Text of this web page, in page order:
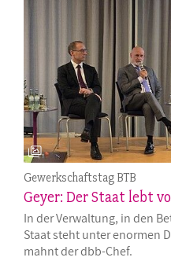
Gewerkschaftstag BTB
Geyer: Der Staat lebt
In der Verwaltung, in den
Staat steht unter enormen
mahnt der dbb-Chef.